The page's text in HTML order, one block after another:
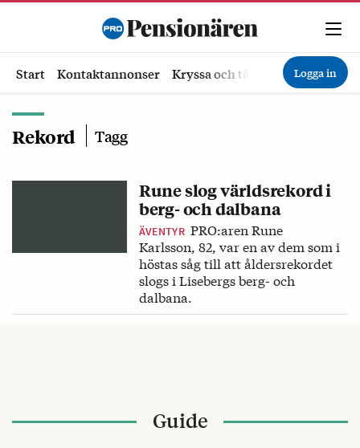
Start Kontaktannonser Kryssa och tävla Ekonomi
Logga in
Rekord Tagg
Rune slog världsrekord i
berg- och dalbana
ÄVENTYR PRO:aren Rune
Karlsson, 82, var en av dem som i
höstas såg till att åldersrekordet
slogs i Lisebergs berg- och
dalbana.
Guide